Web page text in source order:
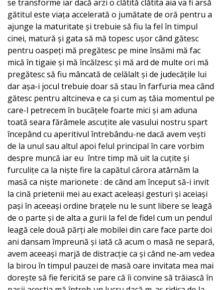
se transforme iar dacă arzi o clătită clătita aia va fi arsă
gătitul este viața accelerată o jumătate de oră pentru a
ajunge la maturitate și trebuie să fiu la fel în timpul
cinei, matură și gata să mă topesc ușor când gătesc
pentru oaspeți mă pregătesc pe mine însămi mă fac
mică în tigaie și mă încălzesc și mă ard de multe ori mă
pregătesc să fiu mâncată de celălalt și de judecățile lui
dar așa-i jocul trebuie doar să stau în farfuria mea când
gătesc pentru altcineva e ca și cum aș tăia momentul pe
care-l petrecem în bucățele foarte mici și am aduna
toată seara fărâmele ascuțite ale vasului nostru spart
începând cu aperitivul întrebându-ne dacă avem vești
de la unul sau altul apoi felul principal în care vorbim
despre muncă iar eu între timp mă uit la cuțite și
furculițe ca la niște fire la capătul cărora atârnăm la
masă ca niște marionete : de când am început să-i invit
la cină prietenii mei au exact aceleași gesturi și aceiași
pași în aceeași ordine brațele nu le sunt libere se leagă
de o parte și de alta a gurii la fel de fidel cum un pendul
leagă cele două părți ale mobilei din care face parte doi
ani dansam împreună și iată că acum o masă ne separă,
avem aceeași marjă de distracție ca și când ne-am vedea
la birou în timpul pauzei de masă oare invitata mea mai
dorește să fie fericită se pare că îi convine să trăiască în